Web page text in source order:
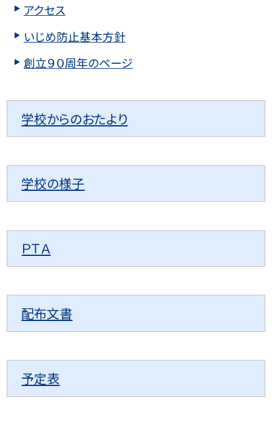
アクセス
いじめ防止基本方針
創立９０周年のページ
学校からのおたより
学校の様子
ＰＴＡ
配布文書
予定表